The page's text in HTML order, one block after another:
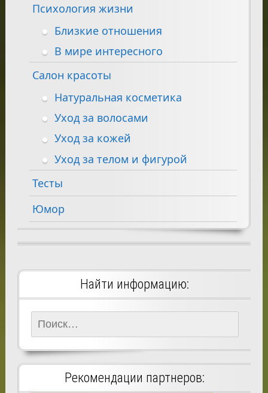
Психология жизни
Близкие отношения
В мире интересного
Салон красоты
Натуральная косметика
Уход за волосами
Уход за кожей
Уход за телом и фигурой
Тесты
Юмор
Найти информацию:
Найти:
Рекомендации партнеров: